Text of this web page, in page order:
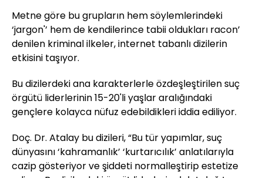
Metne göre bu grupların hem söylemlerindeki
‘jargon'’ hem de kendilerince tabii oldukları racon’
denilen kriminal ilkeler, internet tabanlı dizilerin
etkisini taşıyor.
Bu dizilerdeki ana karakterlerle özdeşleştirilen suç
örgütü liderlerinin 15-20'li yaşlar aralığındaki
gençlere kolayca nüfuz edebildikleri iddia ediliyor.
Doç. Dr. Atalay bu dizileri, “Bu tür yapımlar, suç
dünyasını ‘kahramanlık’ ‘kurtarıcılık’ anlatılarıyla
cazip gösteriyor ve şiddeti normalleştirip estetize